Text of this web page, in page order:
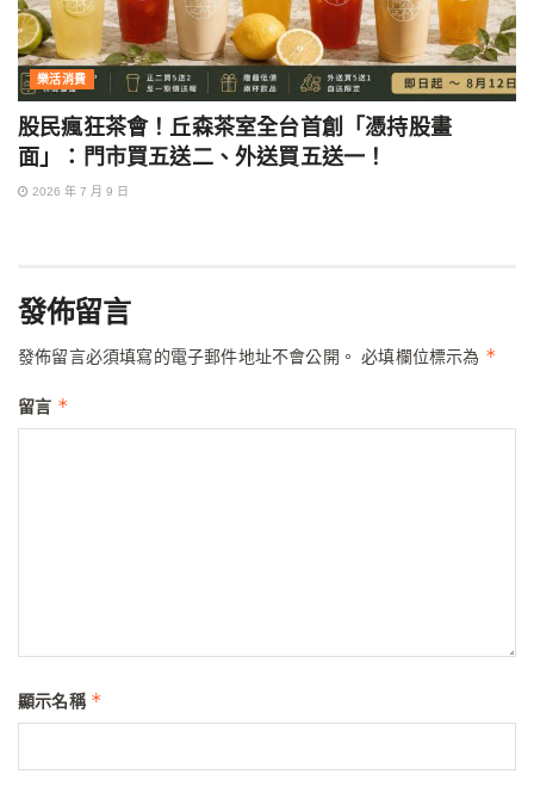
樂活消費
股民瘋狂茶會！丘森茶室全台首創「憑持股畫
面」：門市買五送二、外送買五送一！
2026 年 7 月 9 日
發佈留言
發佈留言必須填寫的電子郵件地址不會公開。 必填欄位標示為 *
留言 *
顯示名稱 *